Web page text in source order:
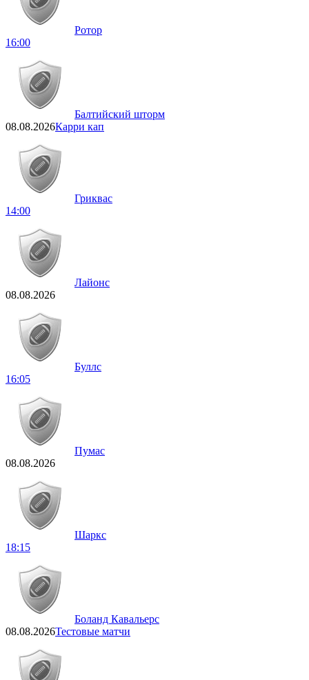
Ротор
16:00
Балтийский шторм
08.08.2026Карри кап
Гриквас
14:00
Лайонс
08.08.2026
Буллс
16:05
Пумас
08.08.2026
Шаркс
18:15
Боланд Кавальерс
08.08.2026Тестовые матчи